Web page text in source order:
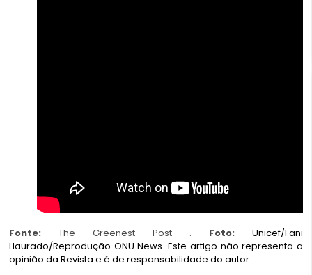
Fonte: The Greenest Post . Foto: Unicef/Fani
Llaurado/Reprodução ONU News.Este artigo não representa a
opinião da Revista e é de responsabilidade do autor.